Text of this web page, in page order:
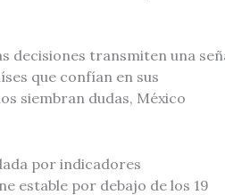
decisiones transmiten una
que confían en sus
siembran dudas, México
por indicadores
estable por debajo de los 19